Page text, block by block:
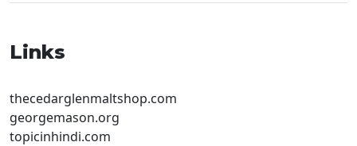
Links
thecedarglenmaltshop.com
georgemason.org
topicinhindi.com